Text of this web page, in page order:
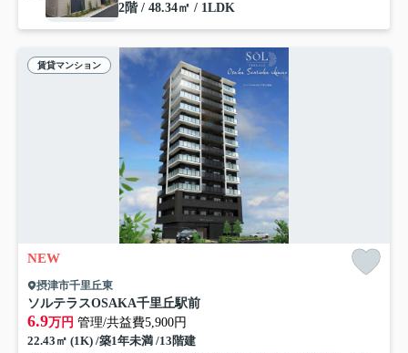
2階 / 48.34㎡ / 1LDK
賃貸マンション
NEW
摂津市千里丘東
ソルテラスOSAKA千里丘駅前
6.9万円 管理/共益費5,900円
22.43㎡ (1K) /築1年未満 /13階建